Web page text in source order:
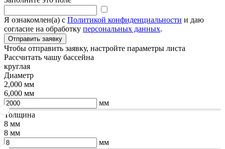
Я ознакомлен(а) с Политикой конфиденциальности и даю
согласие на обработку персональных данных.
Чтобы отправить заявку, настройте параметры листа
Рассчитать чашу бассейна
круглая
Диаметр
2,000 мм
6,000 мм
мм
Толщина
8 мм
8 мм
мм